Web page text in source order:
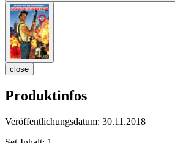
close
Produktinfos
Veröffentlichungsdatum: 30.11.2018